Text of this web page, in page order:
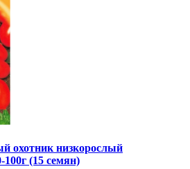
охотник низкорослый
100г (15 семян)